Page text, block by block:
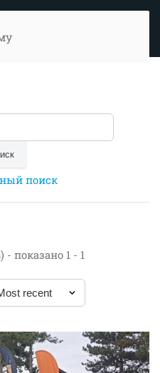
поиск
- показано 1 - 1